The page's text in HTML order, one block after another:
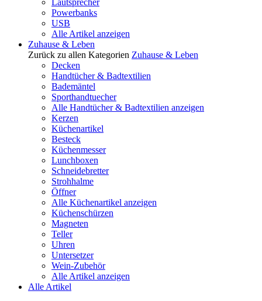
Lautsprecher
Powerbanks
USB
Alle Artikel anzeigen
Zuhause & Leben
Zurück zu allen Kategorien Zuhause & Leben
Decken
Handtücher & Badtextilien
Bademäntel
Sporthandtuecher
Alle Handtücher & Badtextilien anzeigen
Kerzen
Küchenartikel
Besteck
Küchenmesser
Lunchboxen
Schneidebretter
Strohhalme
Öffner
Alle Küchenartikel anzeigen
Küchenschürzen
Magneten
Teller
Uhren
Untersetzer
Wein-Zubehör
Alle Artikel anzeigen
Alle Artikel